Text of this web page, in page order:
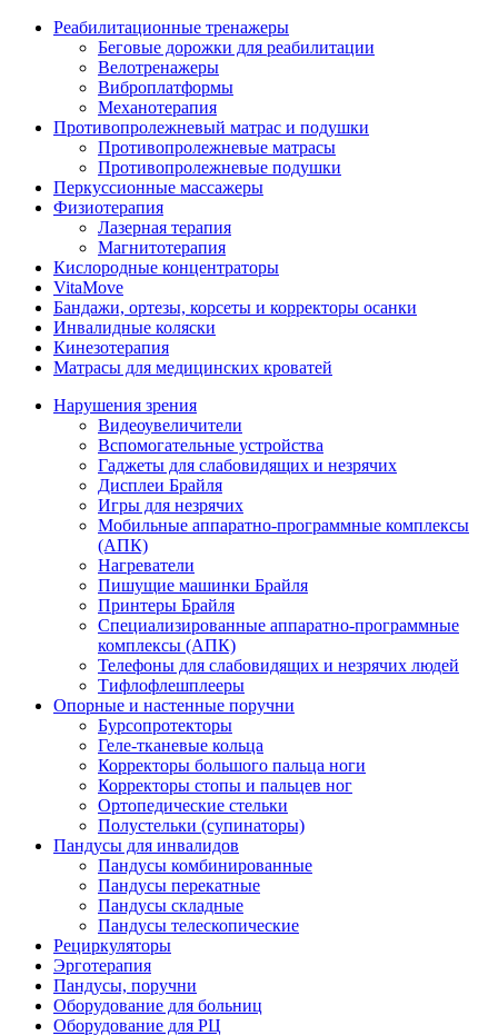
Реабилитационные тренажеры
Беговые дорожки для реабилитации
Велотренажеры
Виброплатформы
Механотерапия
Противопролежневый матрас и подушки
Противопролежневые матрасы
Противопролежневые подушки
Перкуссионные массажеры
Физиотерапия
Лазерная терапия
Магнитотерапия
Кислородные концентраторы
VitaMove
Бандажи, ортезы, корсеты и корректоры осанки
Инвалидные коляски
Кинезотерапия
Матрасы для медицинских кроватей
Нарушения зрения
Видеоувеличители
Вспомогательные устройства
Гаджеты для слабовидящих и незрячих
Дисплеи Брайля
Игры для незрячих
Мобильные аппаратно-программные комплексы
(АПК)
Нагреватели
Пишущие машинки Брайля
Принтеры Брайля
Специализированные аппаратно-программные
комплексы (АПК)
Телефоны для слабовидящих и незрячих людей
Тифлофлешплееры
Опорные и настенные поручни
Бурсопротекторы
Геле-тканевые кольца
Корректоры большого пальца ноги
Корректоры стопы и пальцев ног
Ортопедические стельки
Полустельки (супинаторы)
Пандусы для инвалидов
Пандусы комбинированные
Пандусы перекатные
Пандусы складные
Пандусы телескопические
Рециркуляторы
Эрготерапия
Пандусы, поручни
Оборудование для больниц
Оборудование для РЦ